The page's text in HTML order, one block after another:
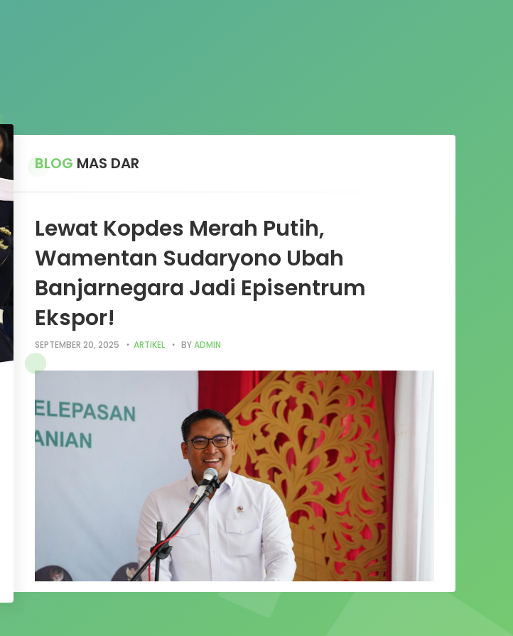
BLOG MAS DAR
Lewat Kopdes Merah Putih,
Wamentan Sudaryono Ubah
Banjarnegara Jadi Episentrum
Ekspor!
SEPTEMBER 20, 2025 ARTIKEL BYADMIN